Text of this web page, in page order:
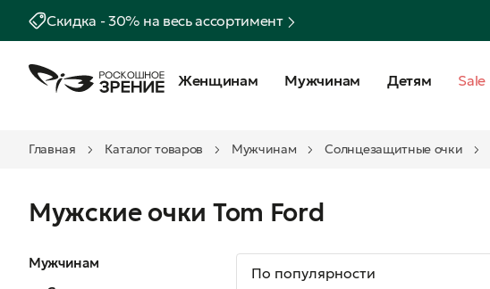
Скидка - 30% на весь ассортимент
Женщинам Мужчинам Детям Sale
Главная Каталог товаров Мужчинам Солнцезащитные очки
Мужские очки Tom Ford
Мужчинам